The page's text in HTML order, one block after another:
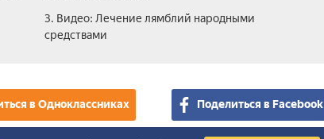
3. Видео: Лечение лямблий народными
средствами
в Одноклассниках Поделиться в Facebook